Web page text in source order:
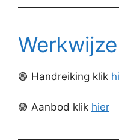
🟢 Handreiking klik
🟢 Aanbod klik hier